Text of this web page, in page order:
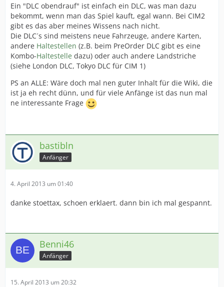
Ein "DLC obendrauf" ist einfach ein DLC, was man dazu
bekommt, wenn man das Spiel kauft, egal wann. Bei CIM2
gibt es das aber meines Wissens nach nicht.
Die DLC´s sind meistens neue Fahrzeuge, andere Karten,
andere Haltestellen (z.B. beim PreOrder DLC gibt es eine
Kombo-Haltestelle dazu) oder auch andere Landstriche
(siehe London DLC, Tokyo DLC für CIM 1)
PS an ALLE: Wäre doch mal nen guter Inhalt für die Wiki, die
ist ja eh recht dünn, und für viele Anfänge ist das nun mal
ne interessante Frage
bastibln
Anfänger
4. April 2013 um 01:40
danke stoettax, schoen erklaert. dann bin ich mal gespannt.
Benni46
Anfänger
15. April 2013 um 20:32